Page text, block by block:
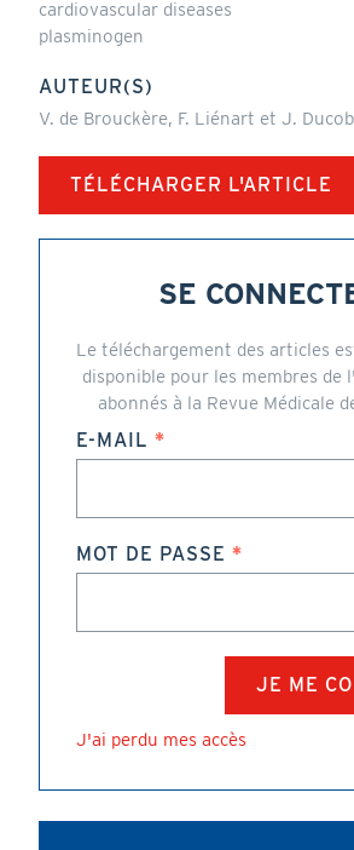
cardiovascular diseases
plasminogen
AUTEUR(S)
V. de Brouckère, F. Liénart et J.
TÉLÉCHARGER L'ARTICLE
SE
Le téléchargement des articles
disponible pour les membres de
abonnés à la Revue Médicale
E-MAIL
MOT DE PASSE
J'ai perdu mes accès